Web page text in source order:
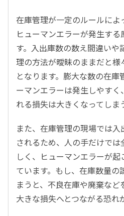
在庫管理が一定のルールによ
ヒューマンエラーが発生す
す。入出庫数の数え間違いや
理の方法が曖昧のままだと
となります。膨大な数の在
ーマンエラーは発生しやすく
れる損失は大きくなってしま
また、在庫管理の現場では
されるため、人の手だけで
しく、ヒューマンエラーが
ています。もし、在庫数量の
まうと、不良在庫や廃棄な
大きな損失へとつながる恐れ